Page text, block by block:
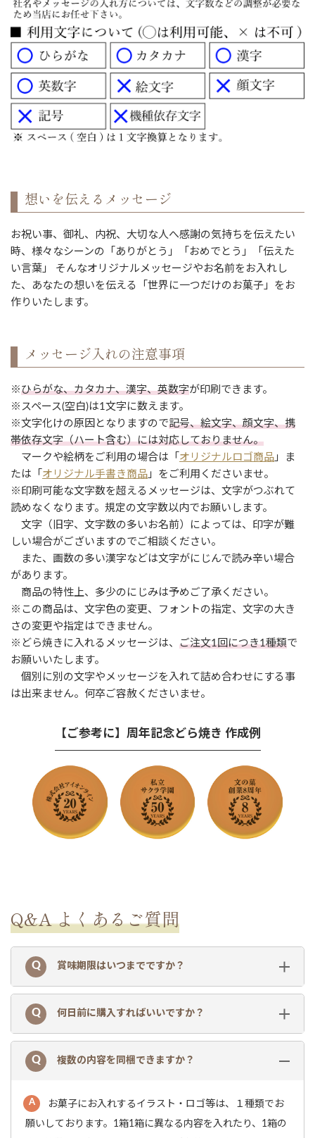
想いを伝えるメッセージ
お祝い事、御礼、内祝、大切な人へ感謝の気持ちを伝えたい
時、様々なシーンの「ありがとう」「おめでとう」「伝えた
い言葉」 そんなオリジナルメッセージやお名前をお入れし
た、あなたの想いを伝える「世界に一つだけのお菓子」をお
作りいたします。
メッセージ入れの注意事項
※ひらがな、カタカナ、漢字、英数字が印刷できます。
※スペース(空白)は1文字に数えます。
※文字化けの原因となりますので記号、絵文字、顔文字、携
帯依存文字（ハート含む）には対応しておりません。
マークや絵柄をご利用の場合は「 オリジナルロゴ商品 」ま
たは「 オリジナル手書き商品 」をご利用くださいませ。
※印刷可能な文字数を超えるメッセージは、文字がつぶれて
読めなくなります。規定の文字数以内でお願いします。
文字（旧字、文字数の多いお名前）によっては、印字が難
しい場合がございますのでご相談ください。
また、画数の多い漢字などは文字がにじんで読み辛い場合
があります。
商品の特性上、多少のにじみは予めご了承ください。
※この商品は、文字色の変更、フォントの指定、文字の大き
さの変更や指定はできません。
※どら焼きに入れるメッセージは、 ご注文1回につき1種類で
お願いいたします。
個別に別の文字やメッセージを入れて詰め合わせにする事
は出来ません。何卒ご容赦くださいませ。
【ご参考に】周年記念どら焼き 作成例
Q&A よくあるご質問
賞味期限はいつまでですか？
何日前に購入すればいいですか？
複数の内容を同梱できますか？
お菓子にお入れするイラスト・ロゴ等は、１種類でお
願いしております。1箱1箱に異なる内容を入れたり、1箱の